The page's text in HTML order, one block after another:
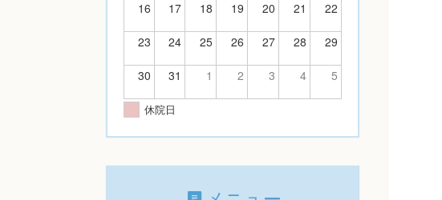
16 17 18 19 20 21 22
23 24 25 26 27 28 29
30 31 1 2 3 4 5
休院日